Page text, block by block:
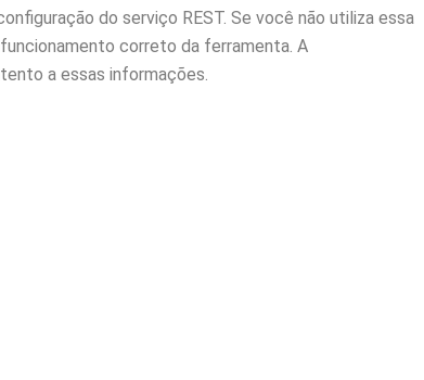
do serviço REST. Se você não utiliza essa
correto da ferramenta. A
a essas informações.